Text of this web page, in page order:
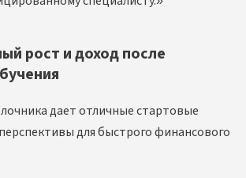
рост и доход после
дает отличные стартовые
для быстрого финансового